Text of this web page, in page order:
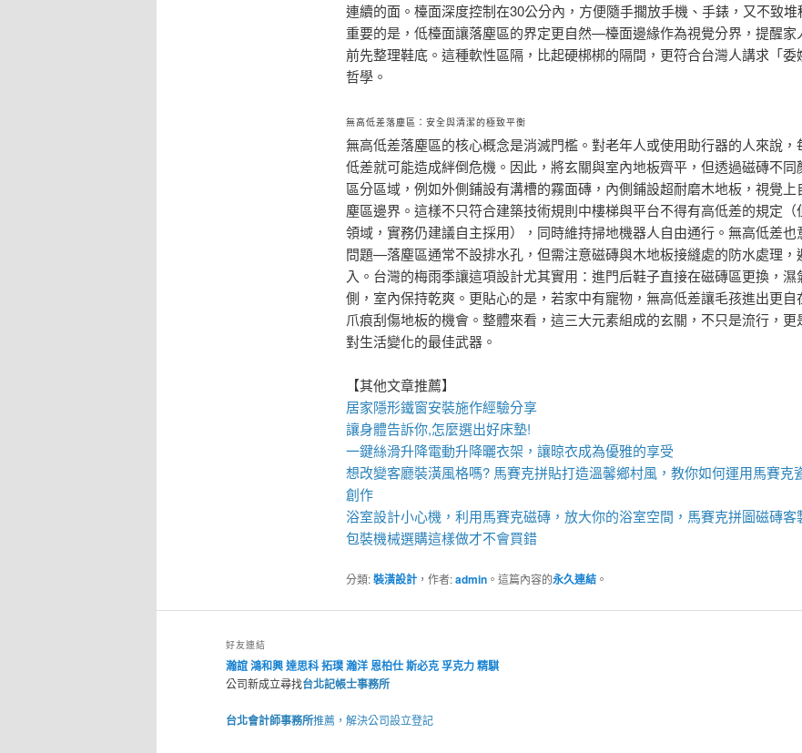
連續的面。檯面深度控制在30公分內，方便隨手擱放手機、手錶，又不致堆
重要的是，低檯面讓落塵區的界定更自然—檯面邊緣作為視覺分界，提醒家
前先整理鞋底。這種軟性區隔，比起硬梆梆的隔間，更符合台灣人講求「委
哲學。
無高低差落塵區：安全與清潔的極致平衡
無高低差落塵區的核心概念是消滅門檻。對老年人或使用助行器的人來說，
低差就可能造成絆倒危機。因此，將玄關與室內地板齊平，但透過磁磚不同
區分區域，例如外側鋪設有溝槽的霧面磚，內側鋪設超耐磨木地板，視覺上
塵區邊界。這樣不只符合建築技術規則中樓梯與平台不得有高低差的規定（
領域，實務仍建議自主採用），同時維持掃地機器人自由通行。無高低差也
問題—落塵區通常不設排水孔，但需注意磁磚與木地板接縫處的防水處理，
入。台灣的梅雨季讓這項設計尤其實用：進門后鞋子直接在磁磚區更換，濕
側，室內保持乾爽。更貼心的是，若家中有寵物，無高低差讓毛孩進出更自
爪痕刮傷地板的機會。整體來看，這三大元素組成的玄關，不只是流行，更
對生活變化的最佳武器。
【其他文章推薦】
居家隱形鐵窗安裝施作經驗分享
讓身體告訴你,怎麼選出好床墊!
一鍵絲滑升降電動升降曬衣架 ，讓晾衣成為優雅的享受
想改變客廳裝潢風格嗎? 馬賽克拼貼打造溫馨鄉村風，教你如何運用馬賽克
創作
浴室設計小心機，利用馬賽克磁磚，放大你的浴室空間， 馬賽克拼圖磁磚客
包裝機械選購這樣做才不會買錯
分類:裝潢設計，作者:admin。這篇內容的永久連結。
好友連結
瀚誼鴻和興達思科拓璞瀚洋恩柏仕斯必克孚克力精騏
公司新成立尋找台北記帳士事務所
台北會計師事務所推薦，解決公司設立登記